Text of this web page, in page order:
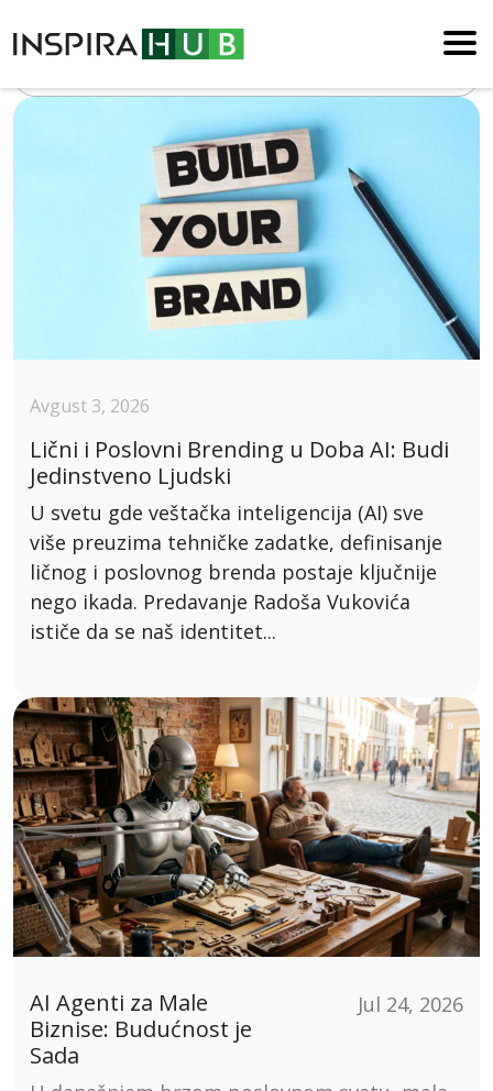
Blog
Avgust 3, 2026
Lični i Poslovni Brending u Doba AI: Budi
Jedinstveno Ljudski
U svetu gde veštačka inteligencija (AI) sve
više preuzima tehničke zadatke, definisanje
ličnog i poslovnog brenda postaje ključnije
nego ikada. Predavanje Radoša Vukovića
ističe da se naš identitet...
AI Agenti za Male
Biznise: Budućnost je
Sada
Jul 24, 2026